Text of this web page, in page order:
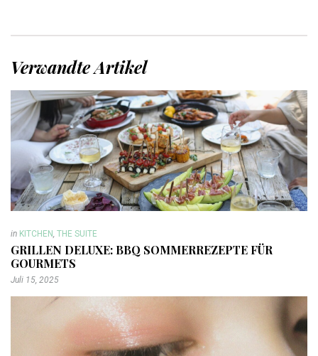
Verwandte Artikel
in KITCHEN, THE SUITE
GRILLEN DELUXE: BBQ SOMMERREZEPTE FÜR
GOURMETS
Juli 15, 2025